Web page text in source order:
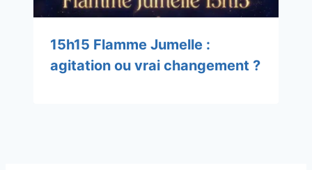
15h15 Flamme Jumelle :
agitation ou vrai changement ?